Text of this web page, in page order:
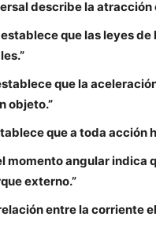
describe la atracción
que las leyes
que la
objeto.”
que a toda acción
momento angular indica
externo.”
entre la corriente